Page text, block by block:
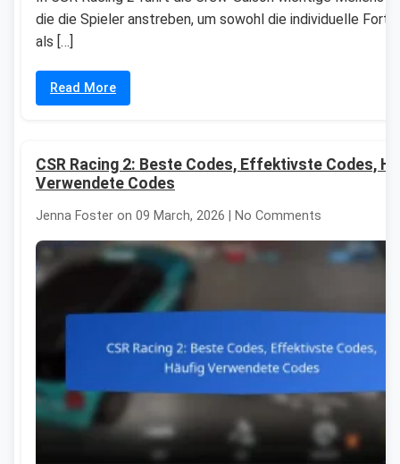
die die Spieler anstreben, um sowohl die individuelle
als […]
Read More
CSR Racing 2: Beste Codes, Effektivste Codes,
Verwendete Codes
Jenna Foster on 09 March, 2026 | No Comments